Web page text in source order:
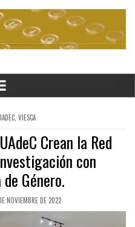
VIESCA
Crean la Red
con
Género.
NOVIEMBRE DE 2022